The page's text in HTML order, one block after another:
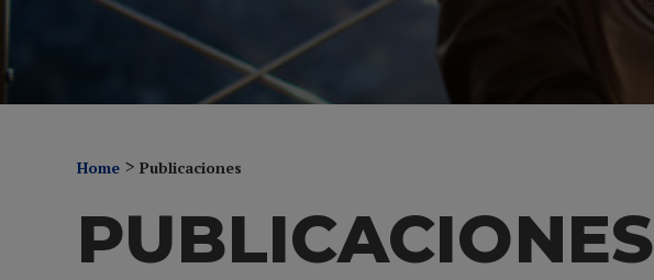
Home > Publicaciones
PUBLICACIONES